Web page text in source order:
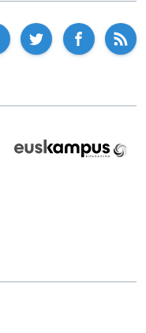
Fundazioa